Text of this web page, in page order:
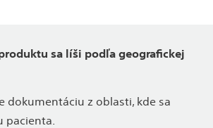
sa líši podľa geografickej
dokumentáciu z oblasti, kde sa
pacienta.